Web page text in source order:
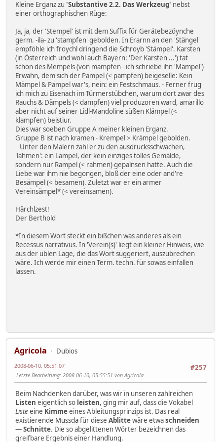
Kleine Erganz zu 'Substantive 2.2. Das Werkzeug' nebst
einer orthographischen Rüge:
Ja, ja, der 'Stempel' ist mit dem Suffix für Gerätebezöynche
germ. -ila- zu 'stampfen' gebolden. In Erarnn an den 'Stängel'
empföhle ich froychl dringend die Schroyb 'Stämpel'. Karsten
(in Österreich und wohl auch Bayern: 'Der Karsten ...') tat
schon des Mempels (von mampfen - ich schriebe ihn 'Mämpel')
Erwahn, dem sich der Pämpel (< pampfen) beigeselle: Kein
Mämpel & Pämpel war's, nein: ein Festschmaus. - Ferner frug
ich mich zu Eisenach im Türmerstübchen, warum dort zwar des
Rauchs & Dämpels (< dampfen) viel produzoren ward, amarillo
aber nicht auf seiner Lidl-Mandoline süßen Klämpel (<
klampfen) beistiur.
Dies war soeben Gruppe A meiner kleinen Erganz.
Gruppe B ist nach kramen - Krempel > Krämpel gebolden.
Unter den Malern zahl er zu den ausdrucksschwachen,
'lahmen': ein Lämpel, der kein einziges tolles Gemälde,
sondern nur Rämpel (< rahmen) gepalnsen hatte. Auch die
Liebe war ihm nie begongen, bloß der eine oder and're
Besämpel (< besamen). Zuletzt war er ein armer
Vereinsämpel* (< vereinsamen).
Härchlzest!
Der Berthold
*In diesem Wort steckt ein bißchen was anderes als ein
Recessus narrativus. In 'Verein(s)' liegt ein kleiner Hinweis, wie
aus der üblen Lage, die das Wort suggeriert, auszubrechen
wäre. Ich werde mir einen Term. techn. für sowas einfallen
lassen.
Agricola
Dubios
#257
2008-06-10, 05:51:07
Letzte Bearbeitung: 2008-06-10, 05:55:51 von Agricola
Beim Nachdenken darüber, was wir in unseren zahlreichen
Listen eigentlich so leisten, ging mir auf, dass die Vokabel
Listeeine Kimmeeines Ableitungsprinzips ist. Das real
existierende Mussdafür diese Ablittewäre etwaschneiden
— Schnitte. Die so abgelittenen Wörter bezeichnen das
greifbare Ergebnis einer Handlung.